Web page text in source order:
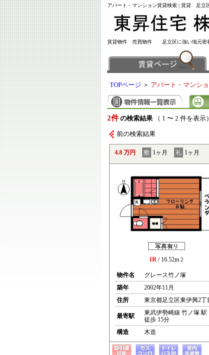
アパート・マンション賃貸検索 | 賃貸 足
賃貸物件 売買物件 足立区に強い地元密
TOPページ ＞ アパート・マンシ
2件 の検索結果（ 1 〜 2 件を表示）
前の検索結果
4.8 万円 敷 1ヶ月 礼 1ヶ月
1R / 16.52m 2
物件名
グレース竹ノ塚
築年
2002年11月
住所
東京都足立区東伊興2丁
最寄駅
東武伊勢崎線 竹ノ塚 駅
徒歩 15分
構造
木造